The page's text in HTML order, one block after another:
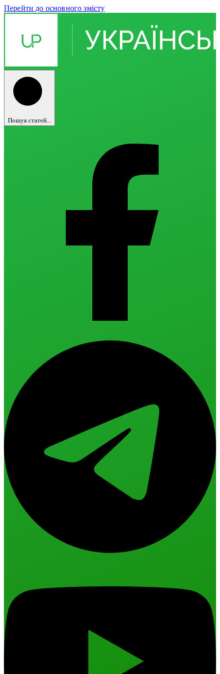
Перейти до основного змісту
Пошук статей...